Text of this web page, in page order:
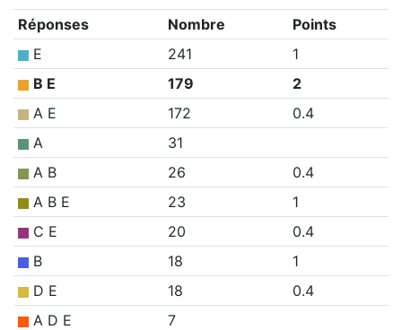
Réponses Nombre
Points
E
241
1
B E
179
2
A E
172
0.4
A
31
A B
26
0.4
A B E
23
1
C E
20
0.4
B
18
1
D E
18
0.4
A D E
7